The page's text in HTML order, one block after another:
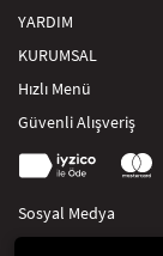
YARDIM
KURUMSAL
Hızlı Menü
Güvenli Alışveriş
Sosyal Medya